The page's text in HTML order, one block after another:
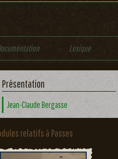
Lexique
Présentation
Jean-Claude Bergasse
relatifs à Passes